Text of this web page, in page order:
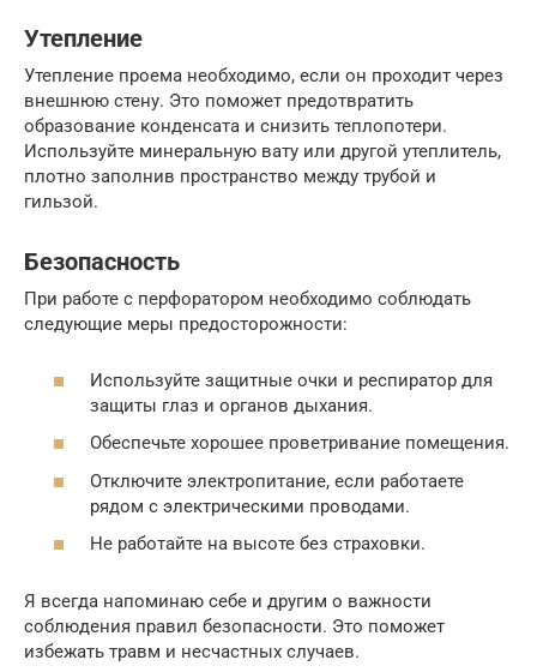
Утепление
Утепление проема необходимо, если он проходит через
внешнюю стену. Это поможет предотвратить
образование конденсата и снизить теплопотери.
Используйте минеральную вату или другой утеплитель,
плотно заполнив пространство между трубой и
гильзой.
Безопасность
При работе с перфоратором необходимо соблюдать
следующие меры предосторожности:
Используйте защитные очки и респиратор для
защиты глаз и органов дыхания.
Обеспечьте хорошее проветривание помещения.
Отключите электропитание, если работаете
рядом с электрическими проводами.
Не работайте на высоте без страховки.
Я всегда напоминаю себе и другим о важности
соблюдения правил безопасности. Это поможет
избежать травм и несчастных случаев.